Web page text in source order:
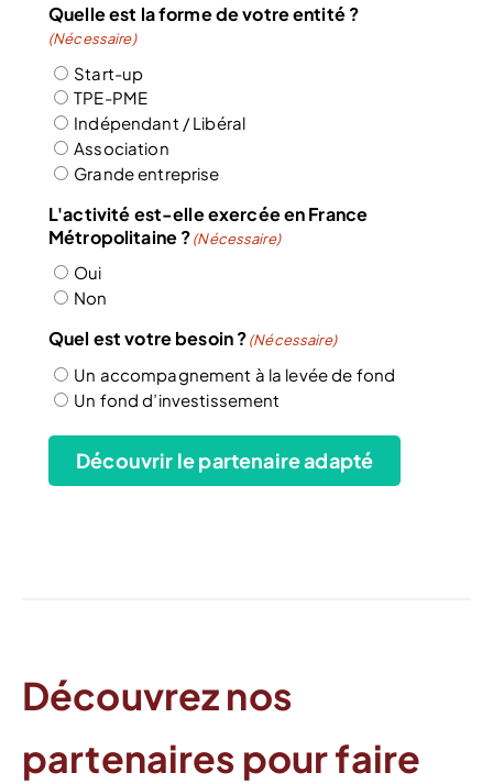
Quelle est la forme de votre entité ?
(Nécessaire)
Start-up
TPE-PME
Indépendant / Libéral
Association
Grande entreprise
L'activité est-elle exercée en France
Métropolitaine ?(Nécessaire)
Oui
Non
Quel est votre besoin ?(Nécessaire)
Un accompagnement à la levée de fond
Un fond d’investissement
Découvrir le partenaire adapté
Découvrez nos
partenaires pour faire